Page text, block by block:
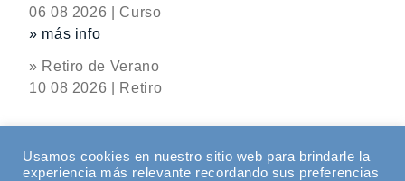
06 08 2026 | Curso
» más info
» Retiro de Verano
10 08 2026 | Retiro
Videoteca
Usamos cookies en nuestro sitio web para brindarle la
experiencia más relevante recordando sus preferencias